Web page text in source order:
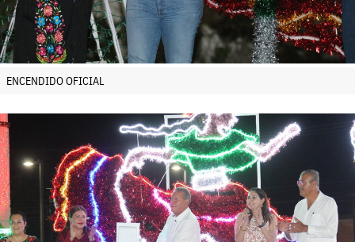
ENCENDIDO OFICIAL